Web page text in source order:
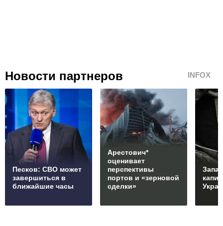
Новости партнеров INFOX
Песков: СВО может
завершиться в
ближайшие часы
Арестович*
оценивает
перспективы
портов и «зерновой
сделки»